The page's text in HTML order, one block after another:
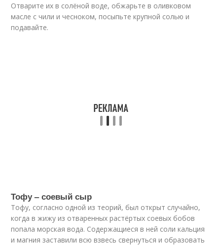
Отварите их в солёной воде, обжарьте в оливковом
масле с чили и чесноком, посыпьте крупной солью и
подавайте.
Тофу – соевый сыр
Тофу, согласно одной из теорий, был открыт случайно,
когда в жижу из отваренных растёртых соевых бобов
попала морская вода. Содержащиеся в ней соли кальция
и магния заставили всю взвесь свернуться и образовать